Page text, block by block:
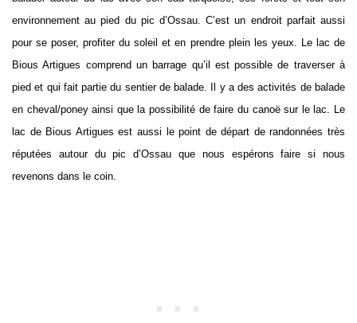
environnement au pied du pic d’Ossau. C’est un endroit parfait aussi
pour se poser, profiter du soleil et en prendre plein les yeux. Le lac de
Bious Artigues comprend un barrage qu’il est possible de traverser à
pied et qui fait partie du sentier de balade. Il y a des activités de balade
en cheval/poney ainsi que la possibilité de faire du canoë sur le lac. Le
lac de Bious Artigues est aussi le point de départ de randonnées très
réputées autour du pic d’Ossau que nous espérons faire si nous
revenons dans le coin.